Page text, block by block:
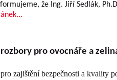
že Ing. Jiří Sedlák,
pro ovocnáře a
zajištění bezpečnosti a kvality